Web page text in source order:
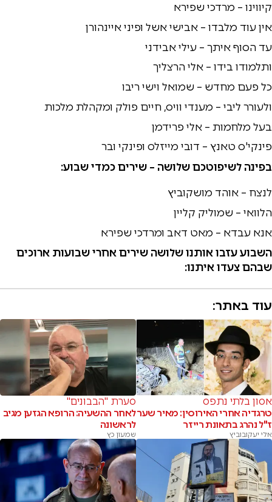
קיווינו – מרדכי שפירא
אין עוד מלבדו – אבישי אשל ופיני איינהורן
עד הסוף איתך – עילי אבידני
ותלמודו בידו – אלי הרצליך
כל פעם מחדש – שמואל וישי ריבו
ולעורר ליבי – מענדי וויס, חיים פולק ומקהלת מלכות
בעל מלחמות – אלי פרידמן
פינקי'ס טאנץ – דובי מייזלס ופינקי ובר
בפינה לשיפוטכם שלושה – שירים כמדי שבוע:
לנצח – אוהד מושקוביץ
הלוואי – שמוליק קליין
אנא עבדא – מאט דאב ומרדכי שפירא
השבוע עזבו אותנו שלושה שירים אחרי שבועות ארוכים
שבהם צעדו איתנו:
עוד באתר:
אסון בלתי נתפס
טרגדיה אחרי האירוסין: מאיר שער
ז"ל נהרג בתאונת רייזר
אלי יעקובוביץ
סערת "הבבונים"
לאחר ההשעיה: הרופא הגזען מגיב
לראשונה
שמעון כץ